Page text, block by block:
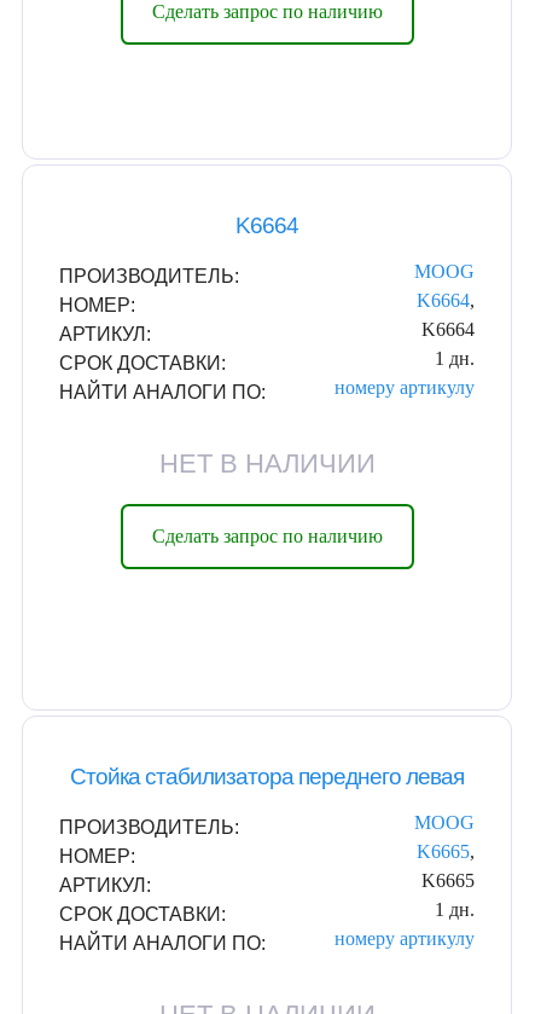
Сделать запрос по наличию
K6664
ПРОИЗВОДИТЕЛЬ:
MOOG
НОМЕР:
K6664,
АРТИКУЛ:
K6664
СРОК ДОСТАВКИ:
1 дн.
НАЙТИ АНАЛОГИ ПО:
номеру артикулу
НЕТ В НАЛИЧИИ
Сделать запрос по наличию
Стойка стабилизатора переднего левая
ПРОИЗВОДИТЕЛЬ:
MOOG
НОМЕР:
K6665,
АРТИКУЛ:
K6665
СРОК ДОСТАВКИ:
1 дн.
НАЙТИ АНАЛОГИ ПО:
номеру артикулу